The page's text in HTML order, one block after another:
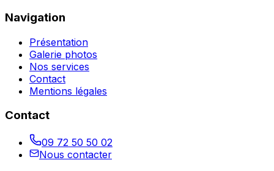
Navigation
Présentation
Galerie photos
Nos services
Contact
Mentions légales
Contact
09 72 50 50 02
Nous contacter